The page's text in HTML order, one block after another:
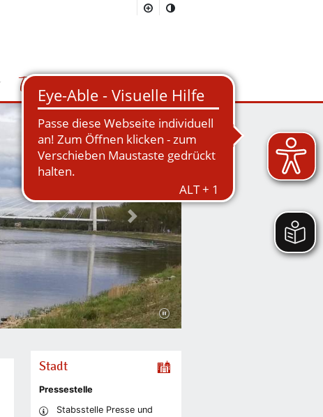
Tourismus Suchmaske öffnen/schließen
Nächstes Bild
Stadt
Pressestelle
Stabsstelle Presse und